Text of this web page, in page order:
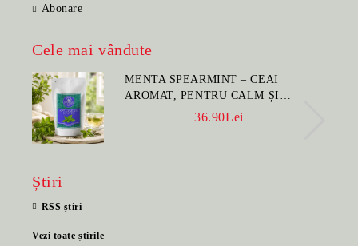
Abonare
Cele mai vândute
MENTA SPEARMINT – CEAI
AROMAT, PENTRU CALM ȘI
BENEFIC PENTRU SĂNĂTATE
36.90Lei
Știri
RSS știri
Vezi toate știrile